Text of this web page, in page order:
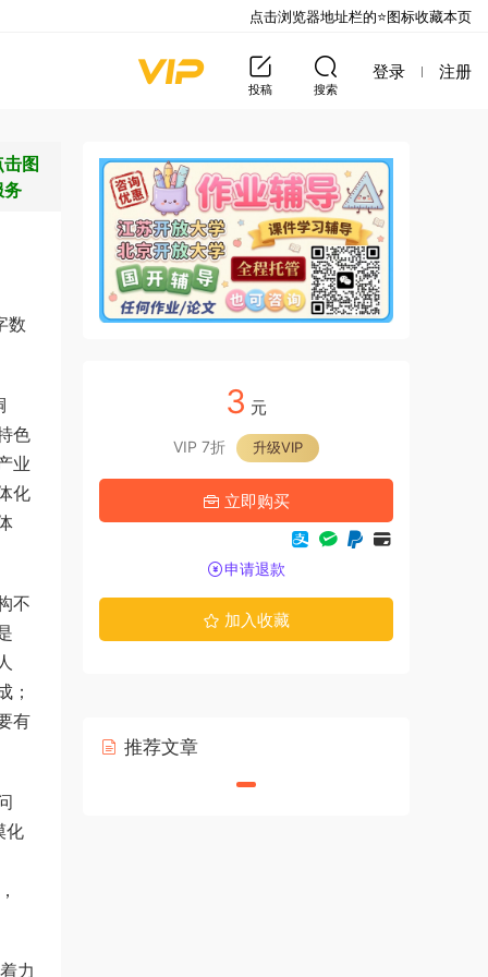
投稿 搜索
登录 注册
数
色
业
化
不
；
有
化
力
图
务
3 元
VIP 7折 升级VIP
立即购买
申请退款
加入收藏
推荐文章
点击浏览器地址栏的⭐图标收藏本页